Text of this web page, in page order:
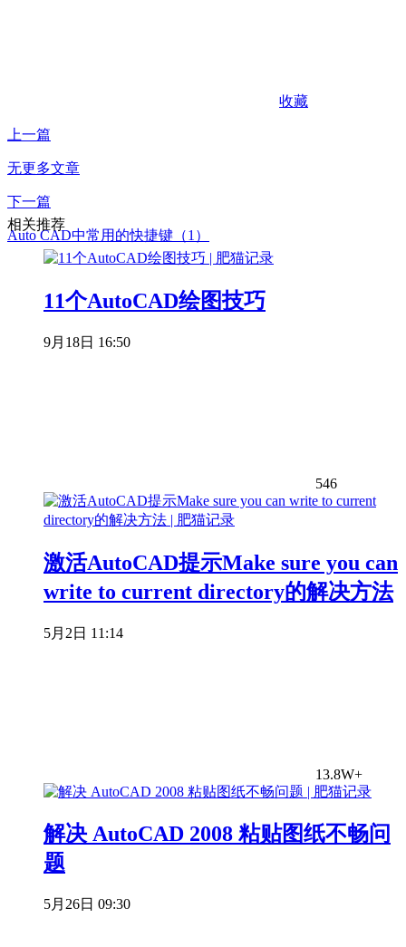
收藏
上一篇
无更多文章
下一篇
Auto CAD中常用的快捷键（1）
相关推荐
11个AutoCAD绘图技巧
9月18日 16:50
546
激活AutoCAD提示Make sure you can
write to current directory的解决方法
5月2日 11:14
13.8W+
解决 AutoCAD 2008 粘贴图纸不畅问
题
5月26日 09:30